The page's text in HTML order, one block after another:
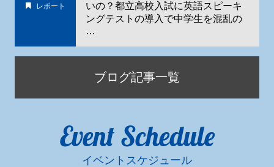
レポート
いの？都立高校入試に英語スピーキ
ングテストの導入で中学生を混乱の
…
ブログ記事一覧
Event Schedule
イベントスケジュール